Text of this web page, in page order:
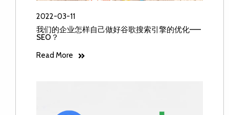
2022-03-11
我们的企业怎样自己做好谷歌搜索引擎的优化——
SEO？
Read More